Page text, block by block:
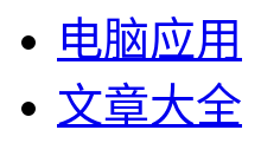
电脑应用
文章大全